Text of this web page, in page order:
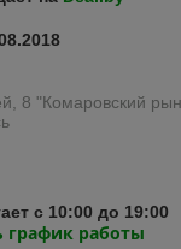
8 "Комаровский
с 10:00 до 19:00
график работы